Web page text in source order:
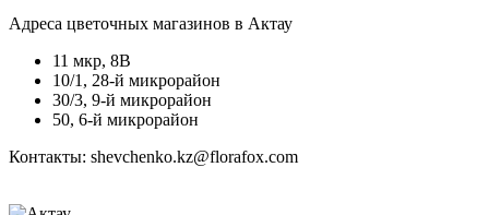
Адреса цветочных магазинов в Актау
11 мкр, 8В
10/1, 28-й микрорайон
30/3, 9-й микрорайон
50, 6-й микрорайон
Контакты: shevchenko.kz@florafox.com